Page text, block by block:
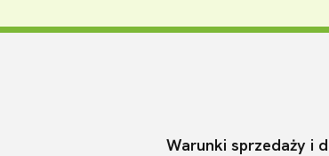
Warunki sprzedaży i